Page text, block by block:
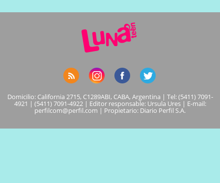
Domicilio: California 2715, C1289ABI, CABA, Argentina | Tel: (5411) 7091-
4921 | (5411) 7091-4922 | Editor responsable: Ursula Ures | E-mail:
perfilcom@perfil.com | Propietario: Diario Perfil S.A.